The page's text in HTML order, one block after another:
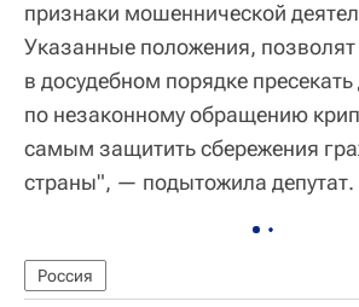
признаки мошеннической
Указанные положения,
в досудебном порядке пресекать
по незаконному обращению
самым защитить сбережения
страны", — подытожила депутат.
Россия